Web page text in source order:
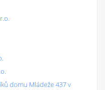
domu Mládeže 437 v